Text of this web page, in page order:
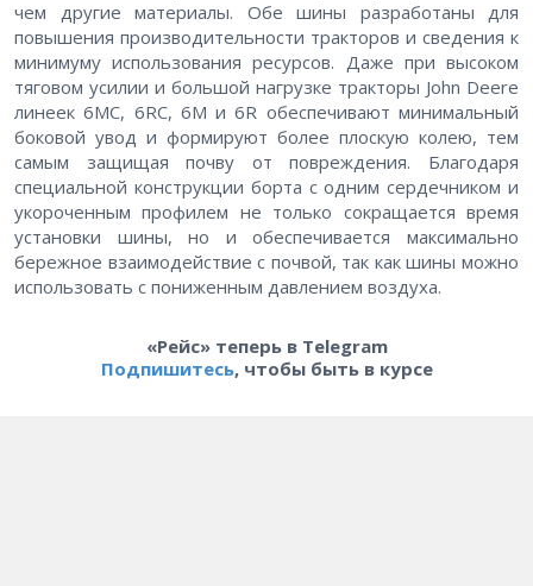
чем другие материалы. Обе шины разработаны для
повышения производительности тракторов и сведения к
минимуму использования ресурсов. Даже при высоком
тяговом усилии и большой нагрузке тракторы John Deere
линеек 6MC, 6RC, 6M и 6R обеспечивают минимальный
боковой увод и формируют более плоскую колею, тем
самым защищая почву от повреждения. Благодаря
специальной конструкции борта с одним сердечником и
укороченным профилем не только сокращается время
установки шины, но и обеспечивается максимально
бережное взаимодействие с почвой, так как шины можно
использовать с пониженным давлением воздуха.
«Рейс» теперь в Telegram
Подпишитесь, чтобы быть в курсе